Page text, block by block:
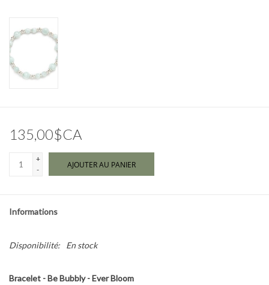
Vente
Gift cards
135,00$CA
+
-
AJOUTER AU PANIER
Informations
Disponibilité: En stock
Bracelet - Be Bubbly - Ever Bloom